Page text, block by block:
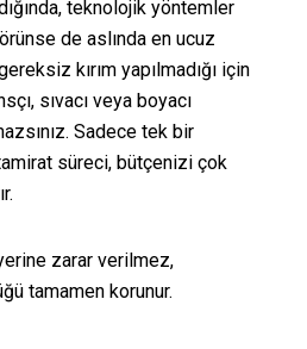
teknolojik yöntemler
de aslında en ucuz
kırım yapılmadığı için
sıvacı veya boyacı
Sadece tek bir
süreci, bütçenizi çok
zarar verilmez,
tamamen korunur.